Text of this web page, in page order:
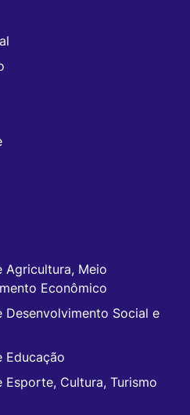
Agricultura, Meio
Econômico
Desenvolvimento Social e
Educação
Cultura, Turismo